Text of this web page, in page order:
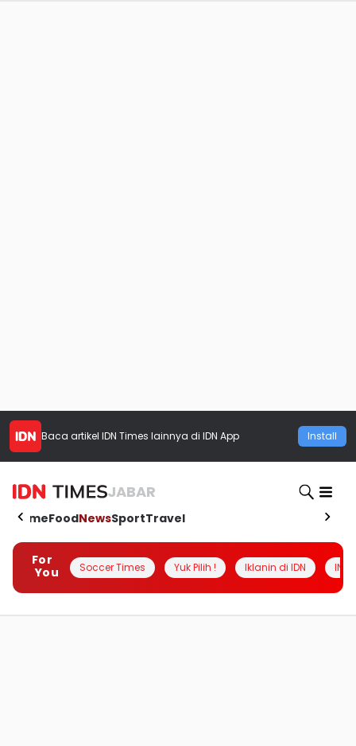
Baca artikel IDN Times lainnya di IDN App Install
JABAR
HomeFoodNewsSportTravel
For
You
Soccer Times Yuk Pilih ! Iklanin di IDN